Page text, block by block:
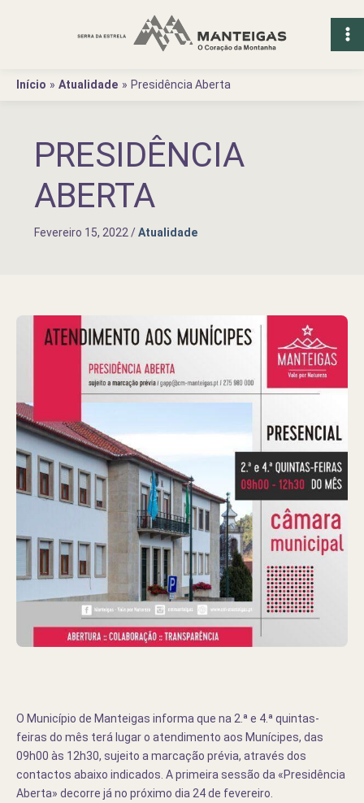
Início
Atualidade Presidência Aberta
PRESIDÊNCIA
ABERTA
Fevereiro 15, 2022 /Atualidade
O Município de Manteigas informa que na 2.ª e 4.ª quintas-
feiras do mês terá lugar o atendimento aos Munícipes, das
09h00 às 12h30, sujeito a marcação prévia, através dos
contactos abaixo indicados. A primeira sessão da «Presidência
Aberta» decorre já no próximo dia 24 de fevereiro.